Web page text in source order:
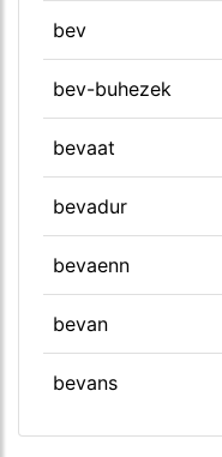
bev
bev-buhezek
bevaat
bevadur
bevaenn
bevan
bevans